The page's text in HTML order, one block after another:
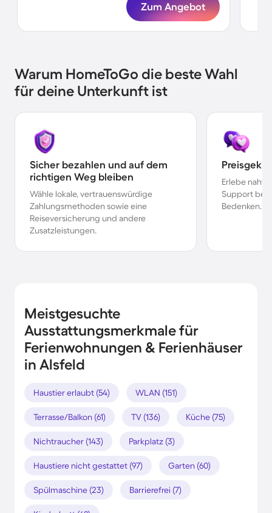
Zum Angebot
Warum HomeToGo die beste Wahl
für deine Unterkunft ist
Sicher bezahlen und auf dem
richtigen Weg bleiben
Wähle lokale, vertrauenswürdige
Zahlungsmethoden sowie eine
Reiseversicherung und andere
Zusatzleistungen.
Erlebe
Support bei
Bedenken.
Meistgesuchte
Ausstattungsmerkmale für
Ferienwohnungen & Ferienhäuser
in Alsfeld
Haustier erlaubt (54) WLAN (151)
Terrasse/Balkon (61) TV (136) Küche (75)
Nichtraucher (143) Parkplatz (3)
Haustiere nicht gestattet (97) Garten (60)
Spülmaschine (23) Barrierefrei (7)